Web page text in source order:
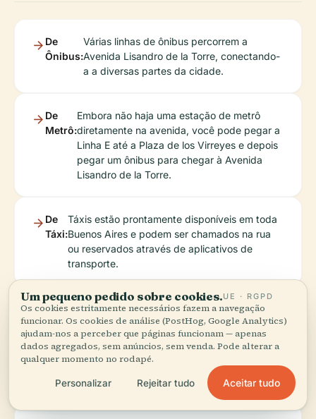
De
Ônibus:
Várias linhas de ônibus percorrem a
Avenida Lisandro de la Torre, conectando-
a a diversas partes da cidade.
De
Metrô:
Embora não haja uma estação de metrô
diretamente na avenida, você pode pegar a
Linha E até a Plaza de los Virreyes e depois
pegar um ônibus para chegar à Avenida
Lisandro de la Torre.
De
Táxi:
Táxis estão prontamente disponíveis em toda
Buenos Aires e podem ser chamados na rua
ou reservados através de aplicativos de
transporte.
Informações para
Visitantes
Um pequeno pedido sobre cookies.UE · RGPD
Os cookies estritamente necessários fazem a navegação
funcionar. Os cookies de análise (PostHog, Google Analytics)
ajudam-nos a perceber que páginas funcionam — apenas
dados agregados, sem anúncios, sem venda. Pode alterar a
qualquer momento no rodapé.
Personalizar Rejeitar tudo Aceitar tudo